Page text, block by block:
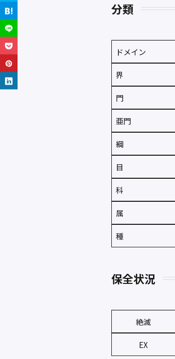
分類
ドメイン
界
門
亜門
綱
目
科
属
種
保全状況
絶滅
EX